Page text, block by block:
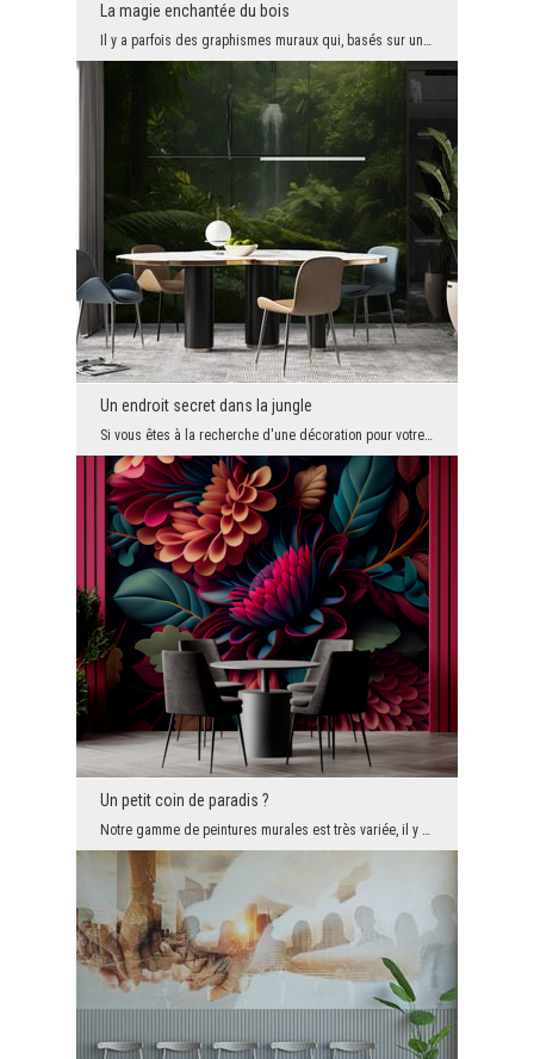
La magie enchantée du bois
Il y a parfois des graphismes muraux qui, basés sur une simplicité totale, deviennent des blockbu...
Un endroit secret dans la jungle
Si vous êtes à la recherche d'une décoration pour votre bureau ou votre salle de réunion qui vous...
Un petit coin de paradis ?
Notre gamme de peintures murales est très variée, il y en a donc pour tous les goûts. Cependant, ...